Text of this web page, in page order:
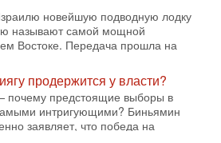
продержится у власти?
почему предстоящие выборы в
интригующими? Биньямин
заявляет, что победа на
ударом - НОВОСТИ